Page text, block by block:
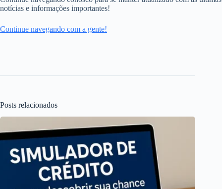
notícias e informações importantes!
Continue navegando com a gente!
Posts relacionados